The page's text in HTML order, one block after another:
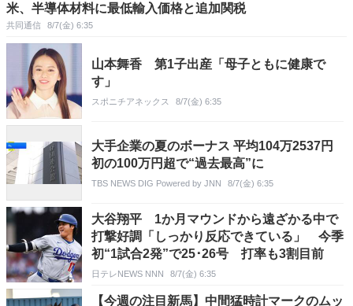
米、半導体材料に最低輸入価格と追加関税
共同通信 8/7(金) 6:35
山本舞香 第1子出産「母子ともに健康で
す」
スポニチアネックス 8/7(金) 6:35
大手企業の夏のボーナス 平均104万2537円
初の100万円超で“過去最高”に
TBS NEWS DIG Powered by JNN 8/7(金) 6:35
大谷翔平 1か月マウンドから遠ざかる中で
打撃好調「しっかり反応できている」 今季
初“1試合2発”で25･26号 打率も3割目前
日テレNEWS NNN 8/7(金) 6:35
【今週の注目新馬】中間猛時計マークのムッ